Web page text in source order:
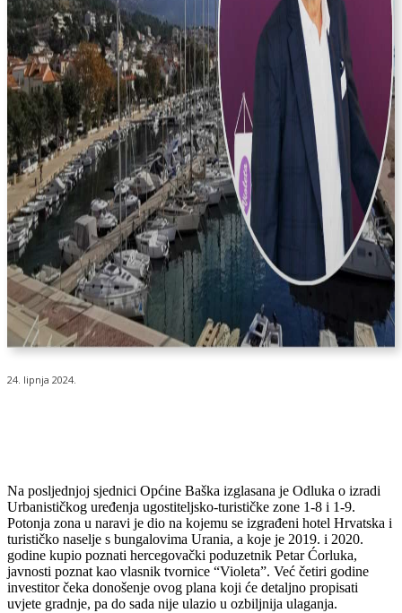
24. lipnja 2024.
Na posljednjoj sjednici Općine Baška izglasana je Odluka o izradi
Urbanističkog uređenja ugostiteljsko-turističke zone 1-8 i 1-9.
Potonja zona u naravi je dio na kojemu se izgrađeni hotel Hrvatska i
turističko naselje s bungalovima Urania, a koje je 2019. i 2020.
godine kupio poznati hercegovački poduzetnik Petar Ćorluka,
javnosti poznat kao vlasnik tvornice “Violeta”. Već četiri godine
investitor čeka donošenje ovog plana koji će detaljno propisati
uvjete gradnje, pa do sada nije ulazio u ozbiljnija ulaganja.